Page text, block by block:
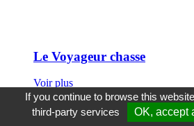
Le Voyageur chasse
Voir plus
Le couteau de chasse du Voyageur
au quotidien par les pèlerins de
If you continue to browse this
third-party services
OK, accept